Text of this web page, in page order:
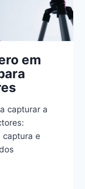
em
capturar a
captura e